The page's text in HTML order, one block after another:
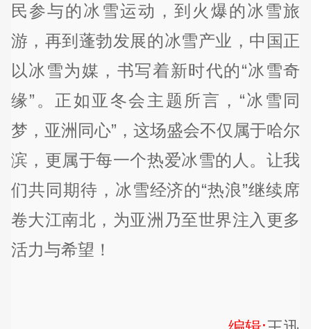
民参与的冰雪运动，到火爆的冰雪旅
游，再到蓬勃发展的冰雪产业，中国正
以冰雪为媒，书写着新时代的“冰雪奇
缘”。正如亚冬会主题所言，“冰雪同
梦，亚洲同心”，这场盛会不仅属于哈尔
滨，更属于每一个热爱冰雪的人。让我
们共同期待，冰雪经济的“热浪”继续席
卷大江南北，为亚洲乃至世界注入更多
活力与希望！